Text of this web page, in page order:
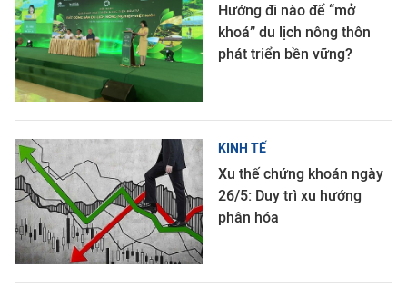
Hướng đi nào để “mở
khoá” du lịch nông thôn
phát triển bền vững?
KINH TẾ
Xu thế chứng khoán ngày
26/5: Duy trì xu hướng
phân hóa